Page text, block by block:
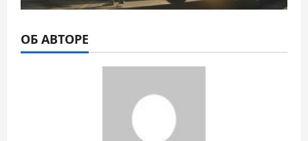
ОБ АВТОРЕ